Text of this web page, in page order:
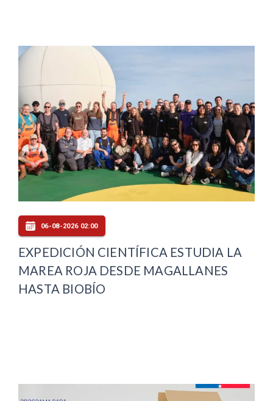
06-08-2026 02:00
EXPEDICIÓN CIENTÍFICA ESTUDIA LA
MAREA ROJA DESDE MAGALLANES
HASTA BIOBÍO